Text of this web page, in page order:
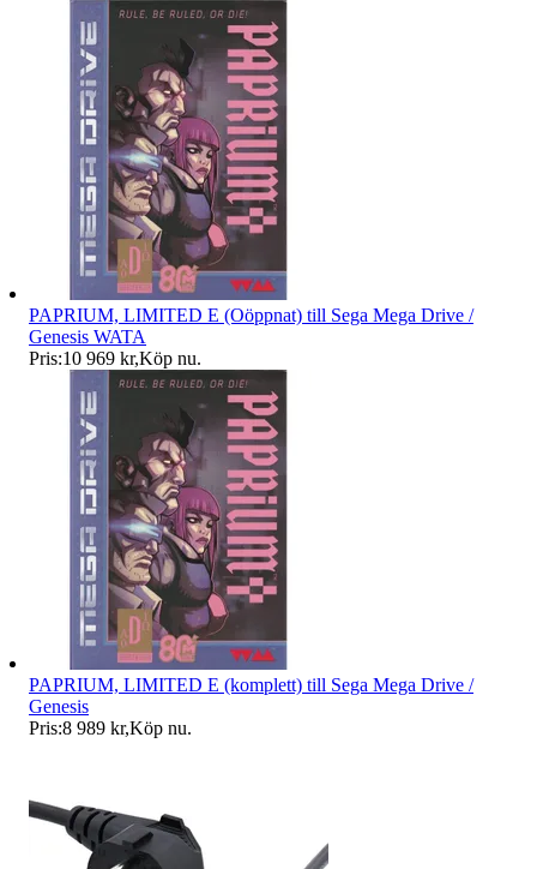
PAPRIUM, LIMITED E (Oöppnat) till Sega Mega Drive /
Genesis WATA
Pris:10 969 kr,Köp nu.
PAPRIUM, LIMITED E (komplett) till Sega Mega Drive /
Genesis
Pris:8 989 kr,Köp nu.